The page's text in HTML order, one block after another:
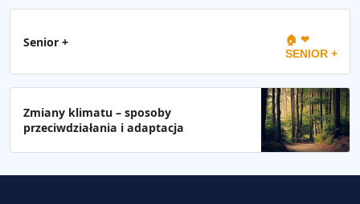
Senior + 🏠 ❤
SENIOR +
Zmiany klimatu – sposoby
przeciwdziałania i adaptacja